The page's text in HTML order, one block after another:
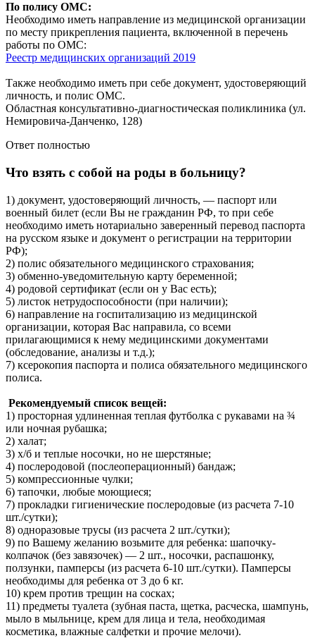
По полису ОМС:
Необходимо иметь направление из медицинской организации
по месту прикрепления пациента, включенной в перечень
работы по ОМС:
Реестр медицинских организаций 2019
Также необходимо иметь при себе документ, удостоверяющий
личность, и полис ОМС.
Областная консультативно-диагностическая поликлиника (ул.
Немировича-Данченко, 128)
Ответ полностью
Что взять с собой на роды в больницу?
1) документ, удостоверяющий личность, — паспорт или
военный билет (если Вы не гражданин РФ, то при себе
необходимо иметь нотариально заверенный перевод паспорта
на русском языке и документ о регистрации на территории
РФ);
2) полис обязательного медицинского страхования;
3) обменно-уведомительную карту беременной;
4) родовой сертификат (если он у Вас есть);
5) листок нетрудоспособности (при наличии);
6) направление на госпитализацию из медицинской
организации, которая Вас направила, со всеми
прилагающимися к нему медицинскими документами
(обследование, анализы и т.д.);
7) ксерокопия паспорта и полиса обязательного медицинского
полиса.
Рекомендуемый список вещей:
1) просторная удлиненная теплая футболка с рукавами на ¾
или ночная рубашка;
2) халат;
3) х/б и теплые носочки, но не шерстяные;
4) послеродовой (послеоперационный) бандаж;
5) компрессионные чулки;
6) тапочки, любые моющиеся;
7) прокладки гигиенические послеродовые (из расчета 7-10
шт./сутки);
8) одноразовые трусы (из расчета 2 шт./сутки);
9) по Вашему желанию возьмите для ребенка: шапочку-
колпачок (без завязочек) — 2 шт., носочки, распашонку,
ползунки, памперсы (из расчета 6-10 шт./сутки). Памперсы
необходимы для ребенка от 3 до 6 кг.
10) крем против трещин на сосках;
11) предметы туалета (зубная паста, щетка, расческа, шампунь,
мыло в мыльнице, крем для лица и тела, необходимая
косметика, влажные салфетки и прочие мелочи).